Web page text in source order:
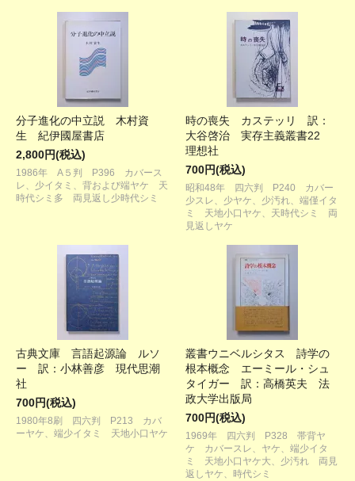
分子進化の中立説 木村資
生 紀伊國屋書店
2,800円(税込)
1986年 A５判 P396 カバース
レ、少イタミ、背および端ヤケ 天
時代シミ多 両見返し少時代シミ
時の喪失 カステッリ 訳：
大谷啓治 実存主義叢書22
理想社
700円(税込)
昭和48年 四六判 P240 カバー
少スレ、少ヤケ、少汚れ、端僅イタ
ミ 天地小口ヤケ、天時代シミ 両
見返しヤケ
古典文庫 言語起源論 ルソ
ー 訳：小林善彦 現代思潮
社
700円(税込)
1980年8刷 四六判 P213 カバ
ーヤケ、端少イタミ 天地小口ヤケ
叢書ウニベルシタス 詩学の
根本概念 エーミール・シュ
タイガー 訳：高橋英夫 法
政大学出版局
700円(税込)
1969年 四六判 P328 帯背ヤ
ケ カバースレ、ヤケ、端少イタ
ミ 天地小口ヤケ大、少汚れ 両見
返しヤケ、時代シミ